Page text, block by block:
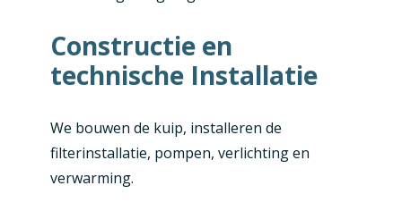
Constructie en
technische Installatie
We bouwen de kuip, installeren de
filterinstallatie, pompen, verlichting en
verwarming.